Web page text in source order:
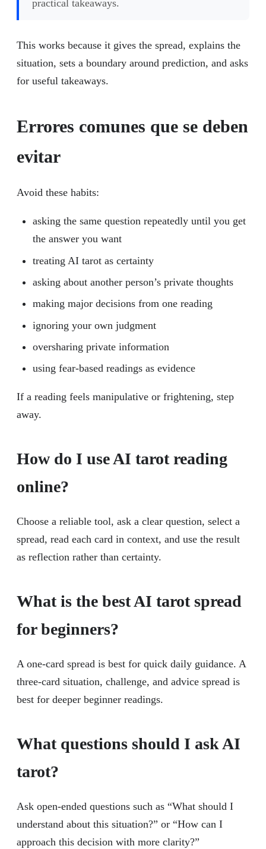
practical takeaways.
This works because it gives the spread, explains the
situation, sets a boundary around prediction, and asks
for useful takeaways.
Errores comunes que se deben
evitar
Avoid these habits:
asking the same question repeatedly until you get
the answer you want
treating AI tarot as certainty
asking about another person’s private thoughts
making major decisions from one reading
ignoring your own judgment
oversharing private information
using fear-based readings as evidence
If a reading feels manipulative or frightening, step
away.
How do I use AI tarot reading
online?
Choose a reliable tool, ask a clear question, select a
spread, read each card in context, and use the result
as reflection rather than certainty.
What is the best AI tarot spread
for beginners?
A one-card spread is best for quick daily guidance. A
three-card situation, challenge, and advice spread is
best for deeper beginner readings.
What questions should I ask AI
tarot?
Ask open-ended questions such as “What should I
understand about this situation?” or “How can I
approach this decision with more clarity?”